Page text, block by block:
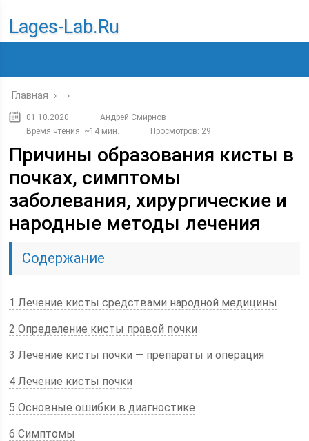
Lages-Lab.ru
Главная › ›
01.10.2020
Андрей Смирнов
Время чтения: ~14 мин.
Просмотров: 29
Причины образования кисты в
почках, симптомы
заболевания, хирургические и
народные методы лечения
Содержание
1 Лечение кисты средствами народной медицины
2 Определение кисты правой почки
3 Лечение кисты почки — препараты и операция
4 Лечение кисты почки
5 Основные ошибки в диагностике
6 Симптомы